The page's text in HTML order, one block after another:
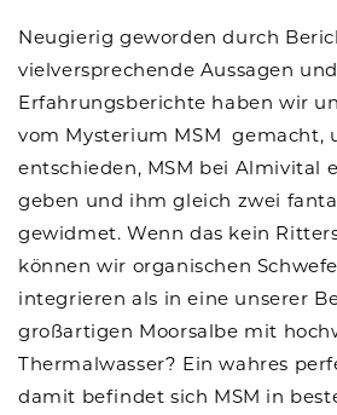
Neugierig geworden durch
vielversprechende Aussagen
Erfahrungsberichte haben wir
vom Mysterium MSM gemacht,
entschieden, MSM bei Almivital
geben und ihm gleich zwei
gewidmet. Wenn das kein
können wir organischen
integrieren als in eine unserer
großartigen Moorsalbe mit
Thermalwasser? Ein wahres
damit befindet sich MSM in